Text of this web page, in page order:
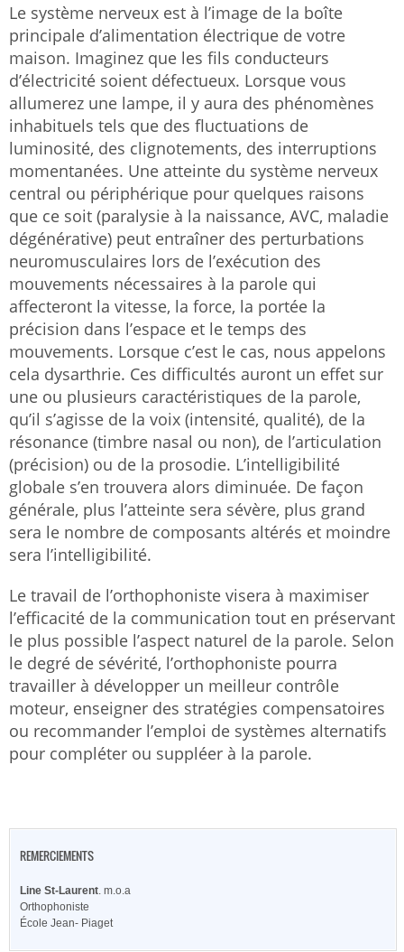
Le système nerveux est à l’image de la boîte
principale d’alimentation électrique de votre
maison. Imaginez que les fils conducteurs
d’électricité soient défectueux. Lorsque vous
allumerez une lampe, il y aura des phénomènes
inhabituels tels que des fluctuations de
luminosité, des clignotements, des interruptions
momentanées. Une atteinte du système nerveux
central ou périphérique pour quelques raisons
que ce soit (paralysie à la naissance, AVC, maladie
dégénérative) peut entraîner des perturbations
neuromusculaires lors de l’exécution des
mouvements nécessaires à la parole qui
affecteront la vitesse, la force, la portée la
précision dans l’espace et le temps des
mouvements. Lorsque c’est le cas, nous appelons
cela dysarthrie. Ces difficultés auront un effet sur
une ou plusieurs caractéristiques de la parole,
qu’il s’agisse de la voix (intensité, qualité), de la
résonance (timbre nasal ou non), de l’articulation
(précision) ou de la prosodie. L’intelligibilité
globale s’en trouvera alors diminuée. De façon
générale, plus l’atteinte sera sévère, plus grand
sera le nombre de composants altérés et moindre
sera l’intelligibilité.
Le travail de l’orthophoniste visera à maximiser
l’efficacité de la communication tout en préservant
le plus possible l’aspect naturel de la parole. Selon
le degré de sévérité, l’orthophoniste pourra
travailler à développer un meilleur contrôle
moteur, enseigner des stratégies compensatoires
ou recommander l’emploi de systèmes alternatifs
pour compléter ou suppléer à la parole.
REMERCIEMENTS
Line St-Laurent. m.o.a
Orthophoniste
École Jean- Piaget